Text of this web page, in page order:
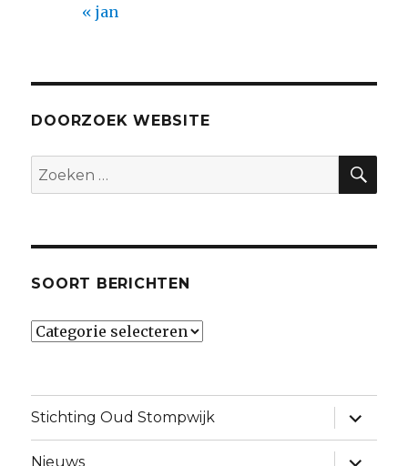
« jan
DOORZOEK WEBSITE
Zoeken
naar:
SOORT BERICHTEN
Soort
Stichting Oud Stompwijk
vouw
sub-
menu
uit
Nieuws
vouw